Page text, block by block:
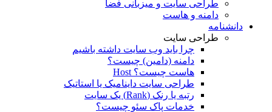
طراحی سایت و میزبانی فضا
دامنه و هاست
دانشنامه
طراحی سایت
چرا باید وب سایت داشته باشیم
دامنه (دامین) چیست؟
هاست چیست؟ Host
طراحی سایت داینامیک یا استاتیک
رتبه یا رنک (Rank) یک سایت
خدمات پاک سئو چیست؟